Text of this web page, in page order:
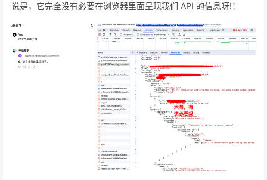
说是，它完全没有必要在浏览器里面呈现我们 API 的信息呀!！